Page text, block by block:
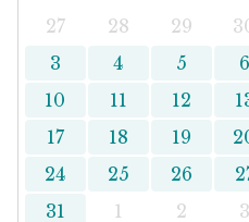
27 28 29
3
4 5 6
10
11 12
17
18 19
24
25 26
31
1 2 3